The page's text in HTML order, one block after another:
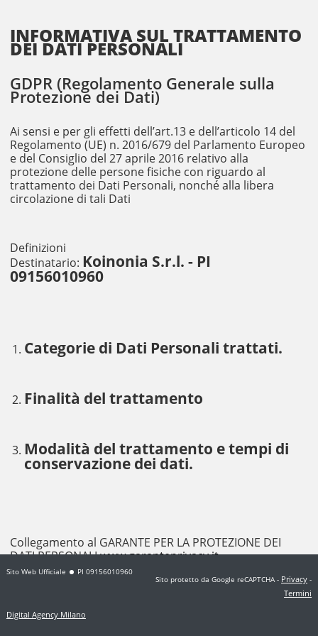
INFORMATIVA SUL TRATTAMENTO
DEI DATI PERSONALI
GDPR (Regolamento Generale sulla
Protezione dei Dati)
Ai sensi e per gli effetti dell’art.13 e dell’articolo 14 del
Regolamento (UE) n. 2016/679 del Parlamento Europeo
e del Consiglio del 27 aprile 2016 relativo alla
protezione delle persone fisiche con riguardo al
trattamento dei Dati Personali, nonché alla libera
circolazione di tali Dati
Definizioni
Destinatario: Koinonia S.r.l. - PI
09156010960
Categorie di Dati Personali trattati.
Finalità del trattamento
Modalità del trattamento e tempi di
conservazione dei dati.
Collegamento al GARANTE PER LA PROTEZIONE DEI
DATI PERSONALIwww.garanteprivacy.it
Sito Web Ufficiale PI 09156010960
Sito protetto da Google reCAPTCHA- Privacy -
Termini
Digital Agency Milano